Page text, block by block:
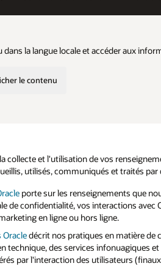
la langue locale et accéder aux
le contenu
collecte et l'utilisation de vos
utilisés, communiqués et traités
porte sur les renseignements que
de confidentialité, vos interactions
en ligne ou hors ligne.
Oracledécrit nos pratiques en matière de
technique, des services infonuagiques
par l'interaction des utilisateurs